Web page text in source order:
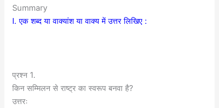
Summary
I. एक शब्द या वाक्यांश या वाक्य में उत्तर लिखिए :
प्रश्न 1.
किन सम्मिलन से राष्ट्र का स्वरूप बनवा है?
उत्तरः